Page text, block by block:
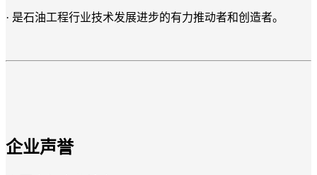
· 是石油工程行业技术发展进步的有力推动者和创造者。
企业声誉